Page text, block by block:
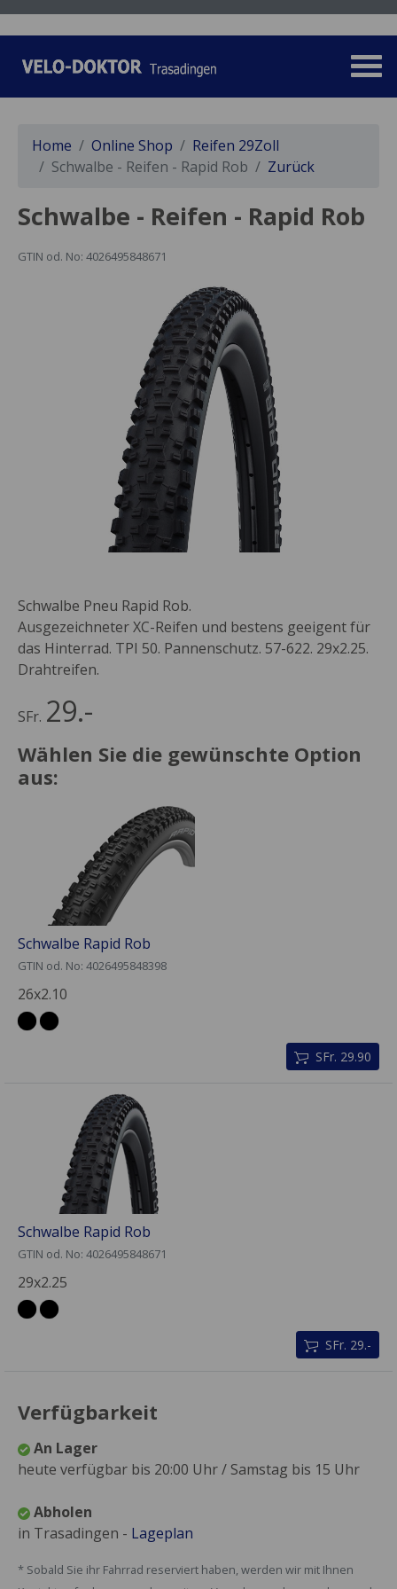
Home Online Shop
Reifen 29Zoll
Schwalbe - Reifen - Rapid Rob
Zurück
Schwalbe - Reifen - Rapid Rob
GTIN od. No: 4026495848671
Schwalbe Pneu Rapid Rob.
Ausgezeichneter XC-Reifen und bestens geeigent für
das Hinterrad. TPI 50. Pannenschutz. 57-622. 29x2.25.
Drahtreifen.
SFr. 29.-
Wählen Sie die gewünschte Option
aus:
Schwalbe Rapid Rob
GTIN od. No: 4026495848398
26x2.10
SFr. 29.90
Schwalbe Rapid Rob
GTIN od. No: 4026495848671
29x2.25
SFr. 29.-
Verfügbarkeit
An Lager
heute verfügbar bis 20:00 Uhr / Samstag bis 15 Uhr
Abholen
in Trasadingen - Lageplan
* Sobald Sie ihr Fahrrad reserviert haben, werden wir mit Ihnen